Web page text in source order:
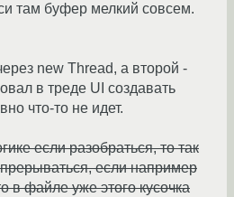
там буфер мелкий совсем.
new Thread, а второй -
в треде UI создавать
что-то не идет.
если разобраться, то так
если например
в файле уже этого кусочка